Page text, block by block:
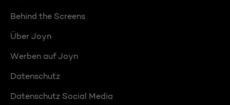
Behind the Screens
Über Joyn
Werben auf Joyn
Datenschutz
Datenschutz Social Media